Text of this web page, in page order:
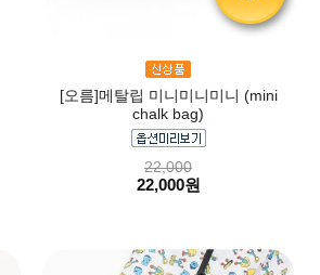
[오름]메탈립 미니미니미니 (mini
chalk bag)
22,000
22,000원